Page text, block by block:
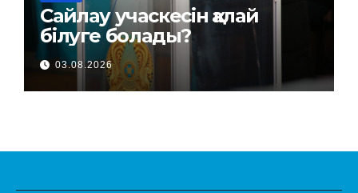
Сайлау учаскесін қалай
білуге болады?
03.08.2026